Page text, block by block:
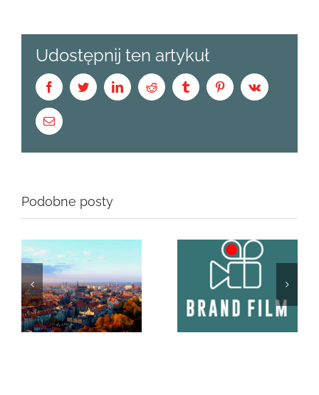
Udostępnij ten artykuł
FacebookTwitterLinkedInReddit Tumblr PinterestVk
Email
Podobne posty
filmowa
Miast, Gmin
i Powiatów